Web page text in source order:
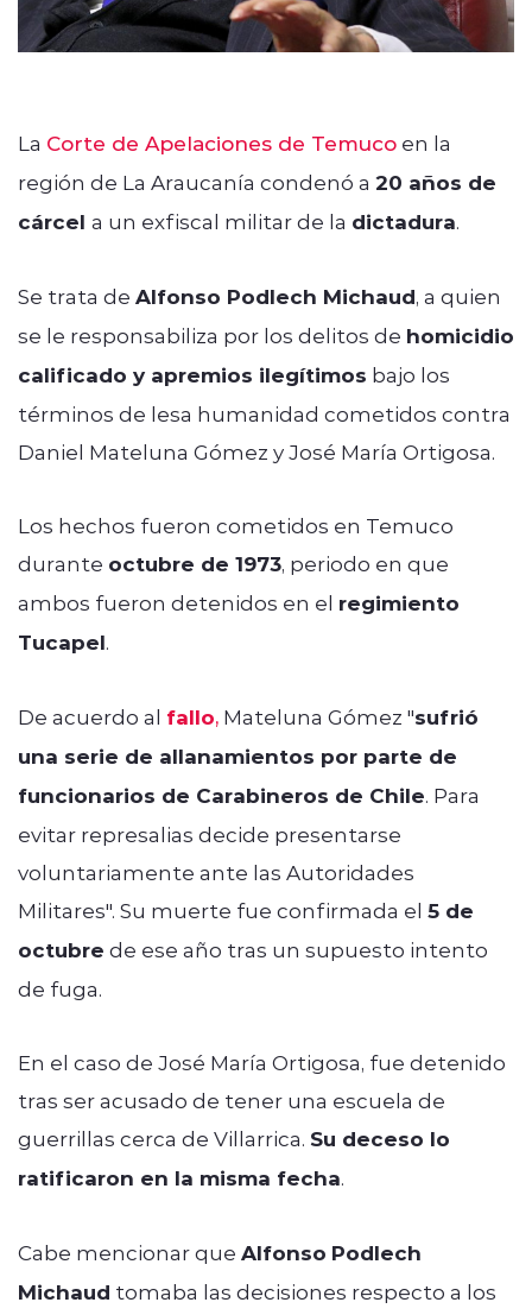
La Corte de Apelaciones de Temuco en la
región de La Araucanía condenó a 20 años de
cárcel a un exfiscal militar de la dictadura.
Se trata de Alfonso Podlech Michaud, a quien
se le responsabiliza por los delitos de homicidio
calificado y apremios ilegítimos bajo los
términos de lesa humanidad cometidos contra
Daniel Mateluna Gómez y José María Ortigosa.
Los hechos fueron cometidos en Temuco
durante octubre de 1973, periodo en que
ambos fueron detenidos en el regimiento
Tucapel.
De acuerdo al fallo, Mateluna Gómez "sufrió
una serie de allanamientos por parte de
funcionarios de Carabineros de Chile. Para
evitar represalias decide presentarse
voluntariamente ante las Autoridades
Militares". Su muerte fue confirmada el 5 de
octubre de ese año tras un supuesto intento
de fuga.
En el caso de José María Ortigosa, fue detenido
tras ser acusado de tener una escuela de
guerrillas cerca de Villarrica. Su deceso lo
ratificaron en la misma fecha.
Cabe mencionar que Alfonso Podlech
Michaud tomaba las decisiones respecto a los